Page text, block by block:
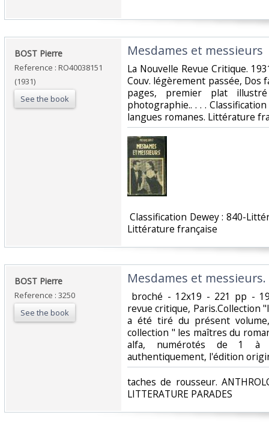
‎BOST Pierre‎
Reference : RO40038151
(1931)
See the book
‎Mesdames et messieurs‎
‎La Nouvelle Revue Critique.
Couv. légèrement passée, Dos
pages, premier plat
photographie.. . . .
langues romanes. Littérature
Classification Dewey : 840-
Littérature française‎
‎BOST Pierre‎
Reference : 3250
See the book
‎Mesdames et messieurs.‎
broché - 12x19 - 221 pp -
revue critique, Paris.Collection
a été tiré du présent
collection " les maîtres du
alfa, numérotés de 1 à
authentiquement, l'édition
‎taches de rousseur.
LITTERATURE PARADES‎